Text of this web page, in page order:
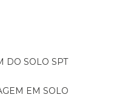
DO SOLO SPT
EM SOLO